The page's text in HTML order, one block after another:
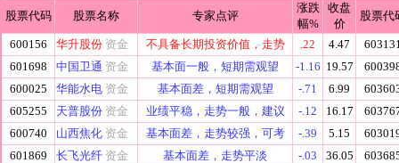
股票代码 股票名称 专家点评
涨跌
幅%
收盘
价
股票代
600156 华升股份 资金 不具备长期投资价值，走势 .22 4.47
601698
中国卫通 资金 基本面一般，短期需观望 -1.16 19.57
600025
华能水电 资金 基本面差，短期需观望 -.71 6.99
605255
天普股份 资金 业绩平稳，走势一般，建议 -.12 16.17
600740
山西焦化 资金 基本面差，走势较强，可考 -.39 5.15
601869
长飞光纤 资金 基本面差，走势平淡 -.03 36.05